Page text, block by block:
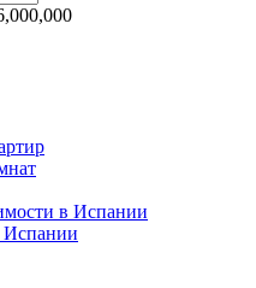
в Испании